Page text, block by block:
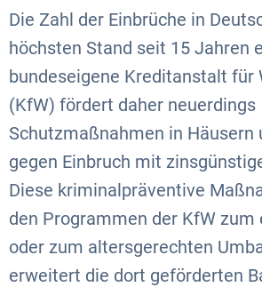
Die Zahl der Einbrüche in
höchsten Stand seit 15 Jahren
bundeseigene Kreditanstalt für
(KfW) fördert daher neuerdings
Schutzmaßnahmen in Häusern
gegen Einbruch mit
Diese kriminalpräventive
den Programmen der KfW zum
oder zum altersgerechten
erweitert die dort geförderten